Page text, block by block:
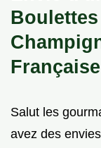
Salut les
avez des